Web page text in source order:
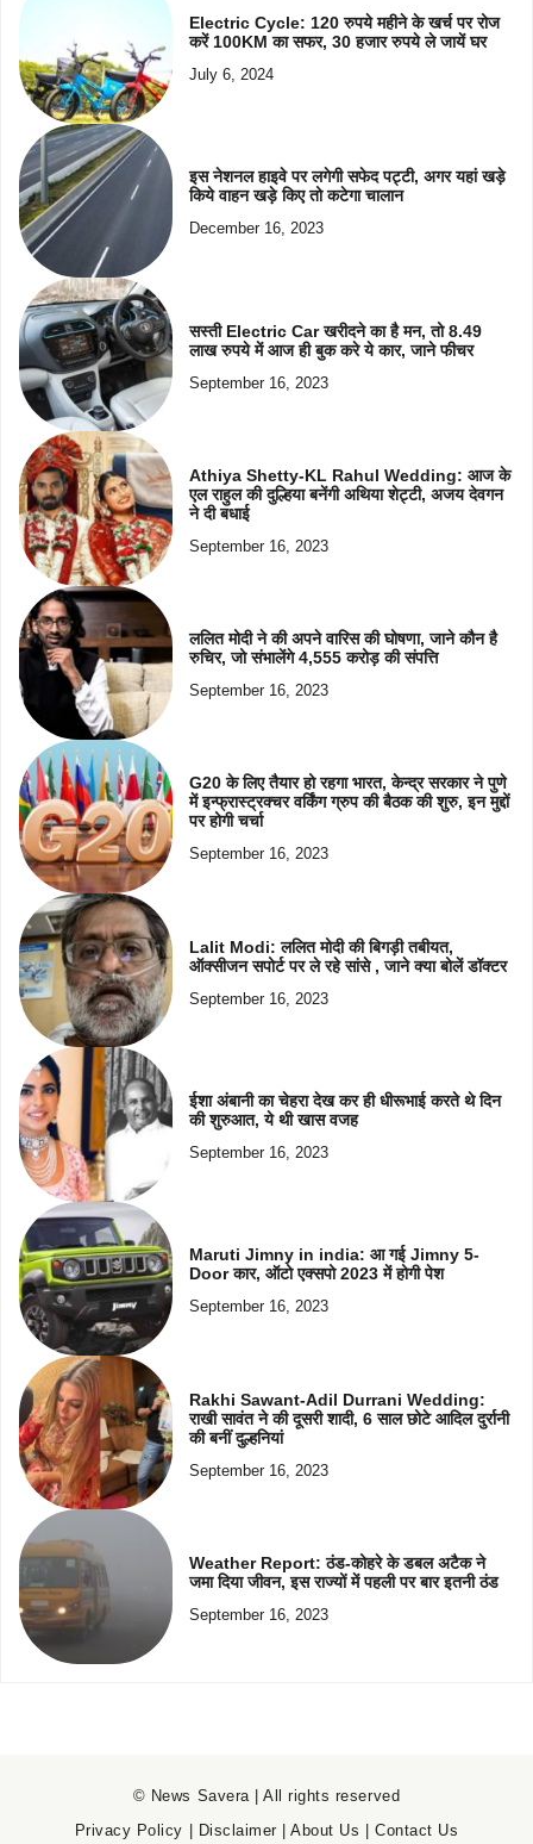
Electric Cycle: 120 रुपये महीने के खर्च पर रोज
करें 100KM का सफर, 30 हजार रुपये ले जायें घर
July 6, 2024
इस नेशनल हाइवे पर लगेगी सफेद पट्टी, अगर यहां खड़े
किये वाहन खड़े किए तो कटेगा चालान
December 16, 2023
सस्ती Electric Car खरीदने का है मन, तो 8.49
लाख रुपये में आज ही बुक करे ये कार, जाने फीचर
September 16, 2023
Athiya Shetty-KL Rahul Wedding: आज के
एल राहुल की दुल्हिया बनेंगी अथिया शेट्टी, अजय देवगन
ने दी बधाई
September 16, 2023
ललित मोदी ने की अपने वारिस की घोषणा, जाने कौन है
रुचिर, जो संभालेंगे 4,555 करोड़ की संपत्ति
September 16, 2023
G20 के लिए तैयार हो रहगा भारत, केन्द्र सरकार ने पुणे
में इन्फ्रास्ट्रक्चर वर्किंग ग्रुप की बैठक की शुरु, इन मुद्दों
पर होगी चर्चा
September 16, 2023
Lalit Modi: ललित मोदी की बिगड़ी तबीयत,
ऑक्सीजन सपोर्ट पर ले रहे सांसे , जाने क्या बोलें डॉक्टर
September 16, 2023
ईशा अंबानी का चेहरा देख कर ही धीरूभाई करते थे दिन
की शुरुआत, ये थी खास वजह
September 16, 2023
Maruti Jimny in india: आ गई Jimny 5-
Door कार, ऑटो एक्सपो 2023 में होगी पेश
September 16, 2023
Rakhi Sawant-Adil Durrani Wedding:
राखी सावंत ने की दूसरी शादी, 6 साल छोटे आदिल दुर्रानी
की बनीं दुल्हनियां
September 16, 2023
Weather Report: ठंड-कोहरे के डबल अटैक ने
जमा दिया जीवन, इस राज्यों में पहली पर बार इतनी ठंड
September 16, 2023
© News Savera | All rights reserved
Privacy Policy | Disclaimer |About Us |Contact Us